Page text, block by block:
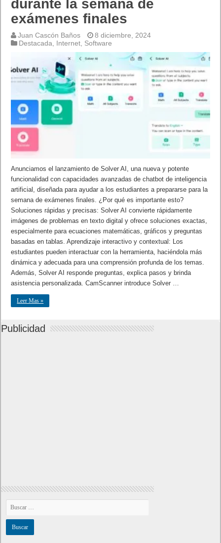
durante la semana de
exámenes finales
Juan Cascón Baños
8 diciembre, 2024
Destacada
Internet Software
Anunciamos el lanzamiento de Solver AI, una nueva y potente
funcionalidad con capacidades avanzadas de chatbot de inteligencia
artificial, diseñada para ayudar a los estudiantes a prepararse para la
semana de exámenes finales. ¿Por qué es importante esto?
Soluciones rápidas y precisas: Solver AI convierte rápidamente
imágenes de problemas en texto digital y ofrece soluciones exactas,
especialmente para ecuaciones matemáticas, gráficos y preguntas
basadas en tablas. Aprendizaje interactivo y contextual: Los
estudiantes pueden interactuar con la herramienta, haciéndola más
dinámica y adecuada para una comprensión profunda de los temas.
Además, Solver AI responde preguntas, explica pasos y brinda
asistencia personalizada. CamScanner introduce Solver …
Leer Mas »
Publicidad